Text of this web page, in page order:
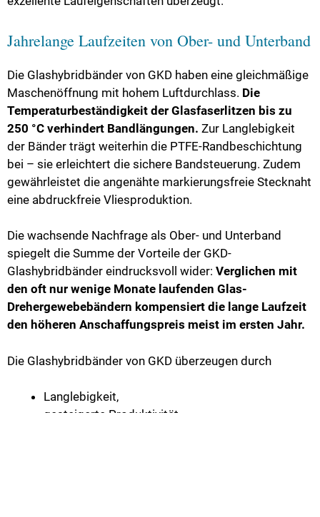
Jahrelange Laufzeiten von Ober- und Unterband
Die Glashybridbänder von GKD haben eine gleichmäßige
Maschenöffnung mit hohem Luftdurchlass. Die
Temperaturbeständigkeit der Glasfaserlitzen bis zu
250 °C verhindert Bandlängungen. Zur Langlebigkeit
der Bänder trägt weiterhin die PTFE-Randbeschichtung
bei – sie erleichtert die sichere Bandsteuerung. Zudem
gewährleistet die angenähte markierungsfreie Stecknaht
eine abdruckfreie Vliesproduktion.
Die wachsende Nachfrage als Ober- und Unterband
spiegelt die Summe der Vorteile der GKD-
Glashybridbänder eindrucksvoll wider: Verglichen mit
den oft nur wenige Monate laufenden Glas-
Drehergewebebändern kompensiert die lange Laufzeit
den höheren Anschaffungspreis meist im ersten Jahr.
Die Glashybridbänder von GKD überzeugen durch
Langlebigkeit,
gesteigerte Produktivität,